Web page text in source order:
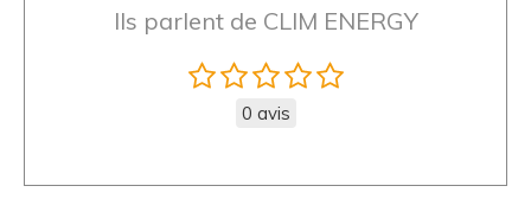
Ils parlent de CLIM ENERGY
0 avis